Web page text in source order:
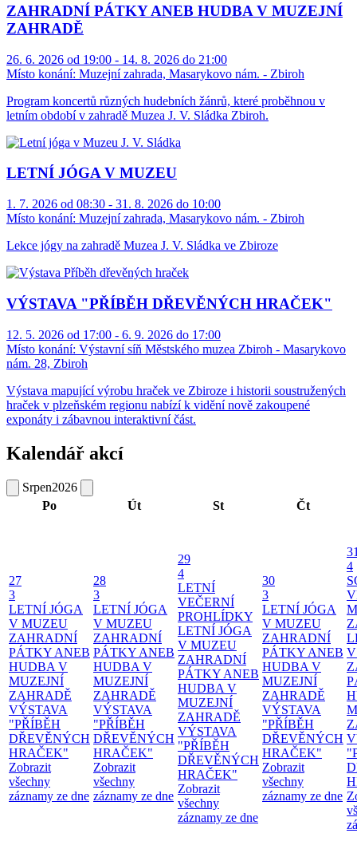
ZAHRADNÍ PÁTKY ANEB HUDBA V MUZEJNÍ
ZAHRADĚ
26. 6. 2026 od 19:00 - 14. 8. 2026 do 21:00
Místo konání: Muzejní zahrada, Masarykovo nám. - Zbiroh
Program koncertů různých hudebních žánrů, které proběhnou v
letním období v zahradě Muzea J. V. Sládka Zbiroh.
LETNÍ JÓGA V MUZEU
1. 7. 2026 od 08:30 - 31. 8. 2026 do 10:00
Místo konání: Muzejní zahrada, Masarykovo nám. - Zbiroh
Lekce jógy na zahradě Muzea J. V. Sládka ve Zbiroze
VÝSTAVA "PŘÍBĚH DŘEVĚNÝCH HRAČEK"
12. 5. 2026 od 17:00 - 6. 9. 2026 do 17:00
Místo konání: Výstavní síň Městského muzea Zbiroh - Masarykovo
nám. 28, Zbiroh
Výstava mapující výrobu hraček ve Zbiroze i historii soustružených
hraček v plzeňském regionu nabízí k vidění nově zakoupené
exponáty i zábavnou interaktivní část.
Kalendář akcí
Srpen2026
Po
Út St Čt
27
3
LETNÍ JÓGA
V MUZEU
ZAHRADNÍ
PÁTKY ANEB
HUDBA V
MUZEJNÍ
ZAHRADĚ
VÝSTAVA
"PŘÍBĚH
DŘEVĚNÝCH
HRAČEK"
Zobrazit
všechny
záznamy ze dne
28
3
LETNÍ JÓGA
V MUZEU
ZAHRADNÍ
PÁTKY ANEB
HUDBA V
MUZEJNÍ
ZAHRADĚ
VÝSTAVA
"PŘÍBĚH
DŘEVĚNÝCH
HRAČEK"
Zobrazit
všechny
záznamy ze dne
29
4
LETNÍ
VEČERNÍ
PROHLÍDKY
LETNÍ JÓGA
V MUZEU
ZAHRADNÍ
PÁTKY ANEB
HUDBA V
MUZEJNÍ
ZAHRADĚ
VÝSTAVA
"PŘÍBĚH
DŘEVĚNÝCH
HRAČEK"
Zobrazit
všechny
záznamy ze dne
30
3
LETNÍ JÓGA
V MUZEU
ZAHRADNÍ
PÁTKY ANEB
HUDBA V
MUZEJNÍ
ZAHRADĚ
VÝSTAVA
"PŘÍBĚH
DŘEVĚNÝCH
HRAČEK"
Zobrazit
všechny
záznamy ze dne
4